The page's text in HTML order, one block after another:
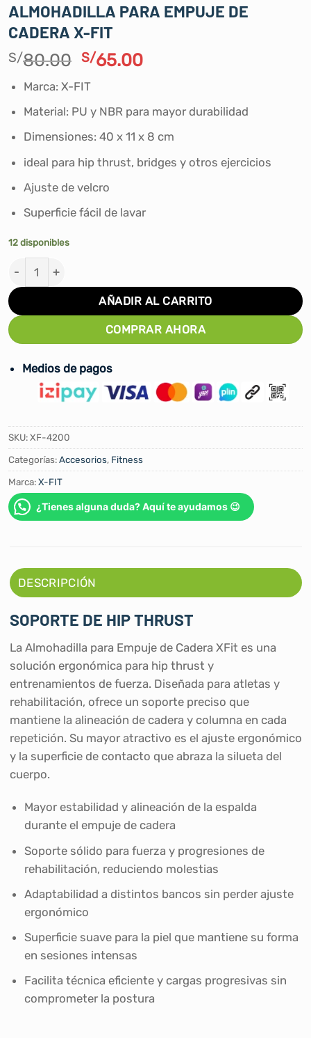
ALMOHADILLA PARA EMPUJE DE
CADERA X-FIT
S/80.00 El
original
era:
S/80.00.
S/65.00El
es:
S/65.00.
Marca: X-FIT
Material: PU y NBR para mayor durabilidad
Dimensiones: 40 x 11 x 8 cm
ideal para hip thrust, bridges y otros ejercicios
Ajuste de velcro
Superficie fácil de lavar
12 disponibles
ALMOHADILLA PARA EMPUJE DE CADERA X-FIT
AÑADIR AL CARRITO
COMPRAR AHORA
Medios de pagos
SKU:XF-4200
Categorías:Accesorios, Fitness
Marca:X-FIT
¿Tienes alguna duda? Aquí te ayudamos 😉
DESCRIPCIÓN
SOPORTE DE HIP THRUST
La Almohadilla para Empuje de Cadera XFit es una
solución ergonómica para hip thrust y
entrenamientos de fuerza. Diseñada para atletas y
rehabilitación, ofrece un soporte preciso que
mantiene la alineación de cadera y columna en cada
repetición. Su mayor atractivo es el ajuste ergonómico
y la superficie de contacto que abraza la silueta del
cuerpo.
Mayor estabilidad y alineación de la espalda
durante el empuje de cadera
Soporte sólido para fuerza y progresiones de
rehabilitación, reduciendo molestias
Adaptabilidad a distintos bancos sin perder ajuste
ergonómico
Superficie suave para la piel que mantiene su forma
en sesiones intensas
Facilita técnica eficiente y cargas progresivas sin
comprometer la postura